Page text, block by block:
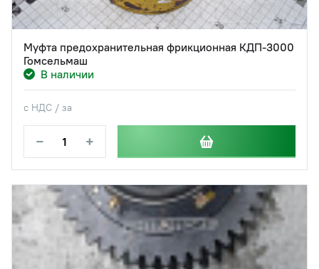
Муфта предохранительная фрикционная КДП-3000
Гомсельмаш
В наличии
с НДС / за
− +